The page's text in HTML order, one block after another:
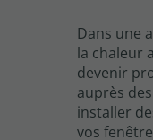
Dans une
la chaleur
devenir
auprès
installer
vos